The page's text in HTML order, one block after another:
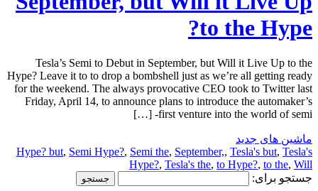
to the Hype?
Tesla’s Semi to Debut in September, but Will it Live Up to the
Hype? Leave it to to drop a bombshell just as we’re all getting ready
for the weekend. The always provocative CEO took to Twitter last
Friday, April 14, to announce plans to introduce the automaker’s
first venture into the world of semi- […]
ماشین های جدید
Hype? but, Semi Hype?, Semi the, September,, Tesla's but, Tesla's
Hype?, Tesla's the, to Hype?, to the, Will
جستجو برای: